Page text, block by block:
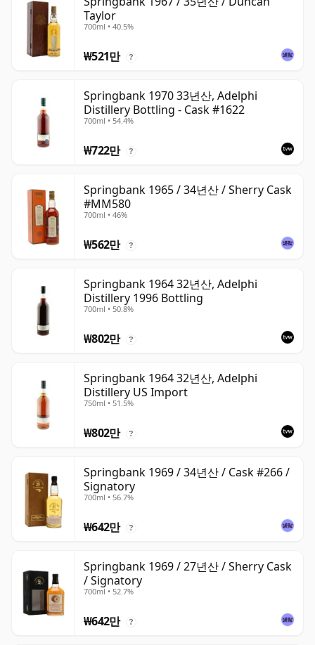
Taylor
700ml • 40.5%
₩521만 ?
Springbank 1970 33년산, Adelphi
Distillery Bottling - Cask #1622
700ml • 54.4%
₩722만 ?
Springbank 1965 / 34년산 / Sherry Cask
#MM580
700ml • 46%
₩562만 ?
Springbank 1964 32년산, Adelphi
Distillery 1996 Bottling
700ml • 50.8%
₩802만 ?
Springbank 1964 32년산, Adelphi
Distillery US Import
750ml • 51.5%
₩802만 ?
Springbank 1969 / 34년산 / Cask #266 /
Signatory
700ml • 56.7%
₩642만 ?
Springbank 1969 / 27년산 / Sherry Cask
/ Signatory
700ml • 52.7%
₩642만 ?